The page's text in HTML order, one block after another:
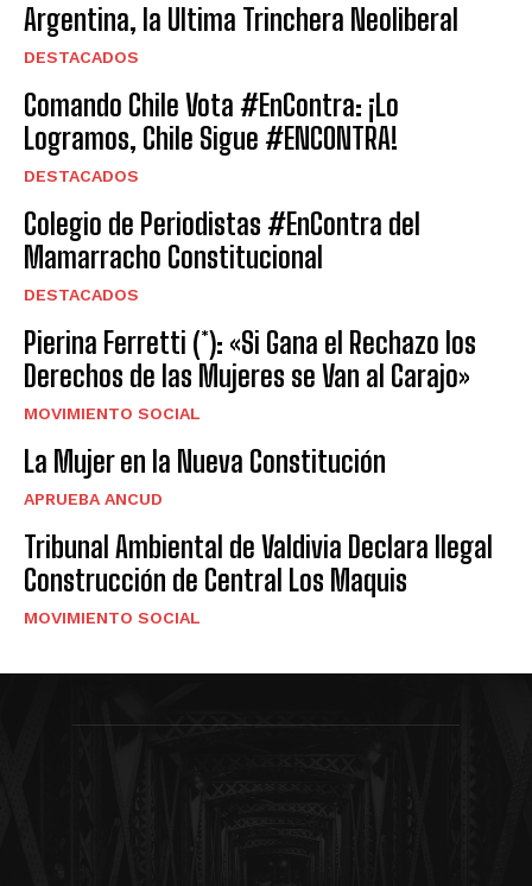
Argentina, la Ultima Trinchera Neoliberal
DESTACADOS
Comando Chile Vota #EnContra: ¡Lo
Logramos, Chile Sigue #ENCONTRA!
DESTACADOS
Colegio de Periodistas #EnContra del
Mamarracho Constitucional
DESTACADOS
Pierina Ferretti (*): «Si Gana el Rechazo los
Derechos de las Mujeres se Van al Carajo»
MOVIMIENTO SOCIAL
La Mujer en la Nueva Constitución
APRUEBA ANCUD
Tribunal Ambiental de Valdivia Declara Ilegal
Construcción de Central Los Maquis
MOVIMIENTO SOCIAL